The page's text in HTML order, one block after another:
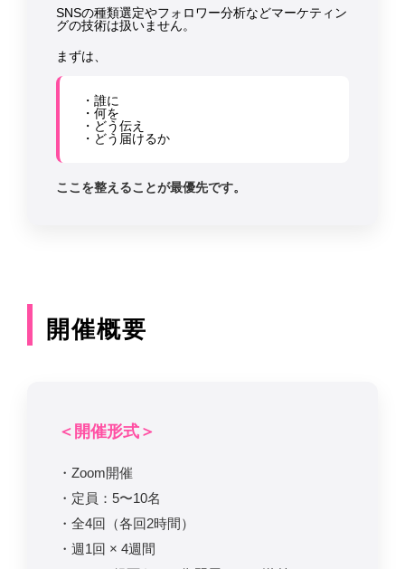
SNSの種類選定やフォロワー分析などマーケティン
グの技術は扱いません。
まずは、
・誰に
・何を
・どう伝え
・どう届けるか
ここを整えることが最優先です。
開催概要
＜開催形式＞
・Zoom開催
・定員：5〜10名
・全4回（各回2時間）
・週1回 × 4週間